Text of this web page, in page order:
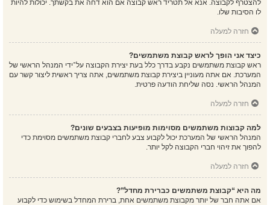
להצטרף לקבוצה. אנא אל תטריד ראש קבוצה אם הוא דחה את בקשתך. יכולות להיות
לו הסיבות שלו.
חזרה למעלה
כיצד אני הופך לראש קבוצת משתמשים?
ראש קבוצת משתמשים נקבע בדרך כלל בעת יצירת הקבוצה על־ידי המנהל הראשי של
המערכת. אם אתה מעוניין ביצירת קבוצת משתמשים, אתה צריך ראשית ליצור קשר עם
המנהל הראשי. נסה שליחת הודעה פרטית.
חזרה למעלה
למה קבוצות משתמשים מסוימות מופיעות בצבעים שונים?
המנהל הראשי של המערכת יכול לקבוע צבע לחברי קבוצת משתמשים מסוימת כדי
להפוך את זיהוי חברי הקבוצה לקל יותר.
חזרה למעלה
מה היא “קבוצת משתמשים כברירת מחדל”?
אם אתה חבר של יותר מקבוצת משתמשים אחת, ברירת המחדל בשימוש כדי לקבוע